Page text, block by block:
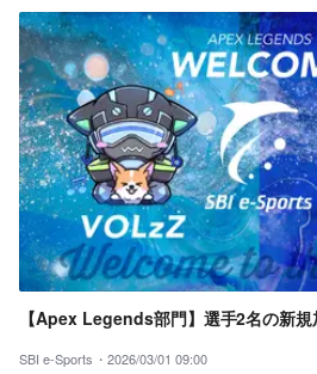
【Apex Legends部門】選手2名の新
SBI e-Sports・ 2026/03/01 09:00